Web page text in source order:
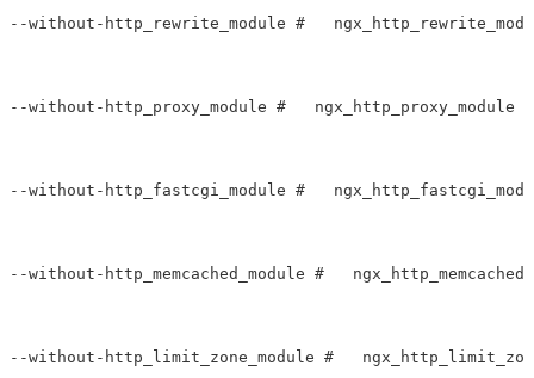
--without-http_rewrite_module #
--without-http_proxy_module #   ngx_http_proxy_module
--without-http_fastcgi_module #
--without-http_memcached_module #
--without-http_limit_zone_module #